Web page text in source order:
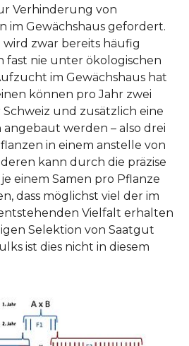
Verhinderung von
im Gewächshaus gefordert.
wird zwar bereits häufig
fast nie unter ökologischen
im Gewächshaus hat
können pro Jahr zwei
und zusätzlich eine
werden – also drei
in einem anstelle von
kann durch die präzise
einem Samen pro Pflanze
dass möglichst viel der im
Vielfalt erhalten
Selektion von Saatgut
ist dies nicht in diesem